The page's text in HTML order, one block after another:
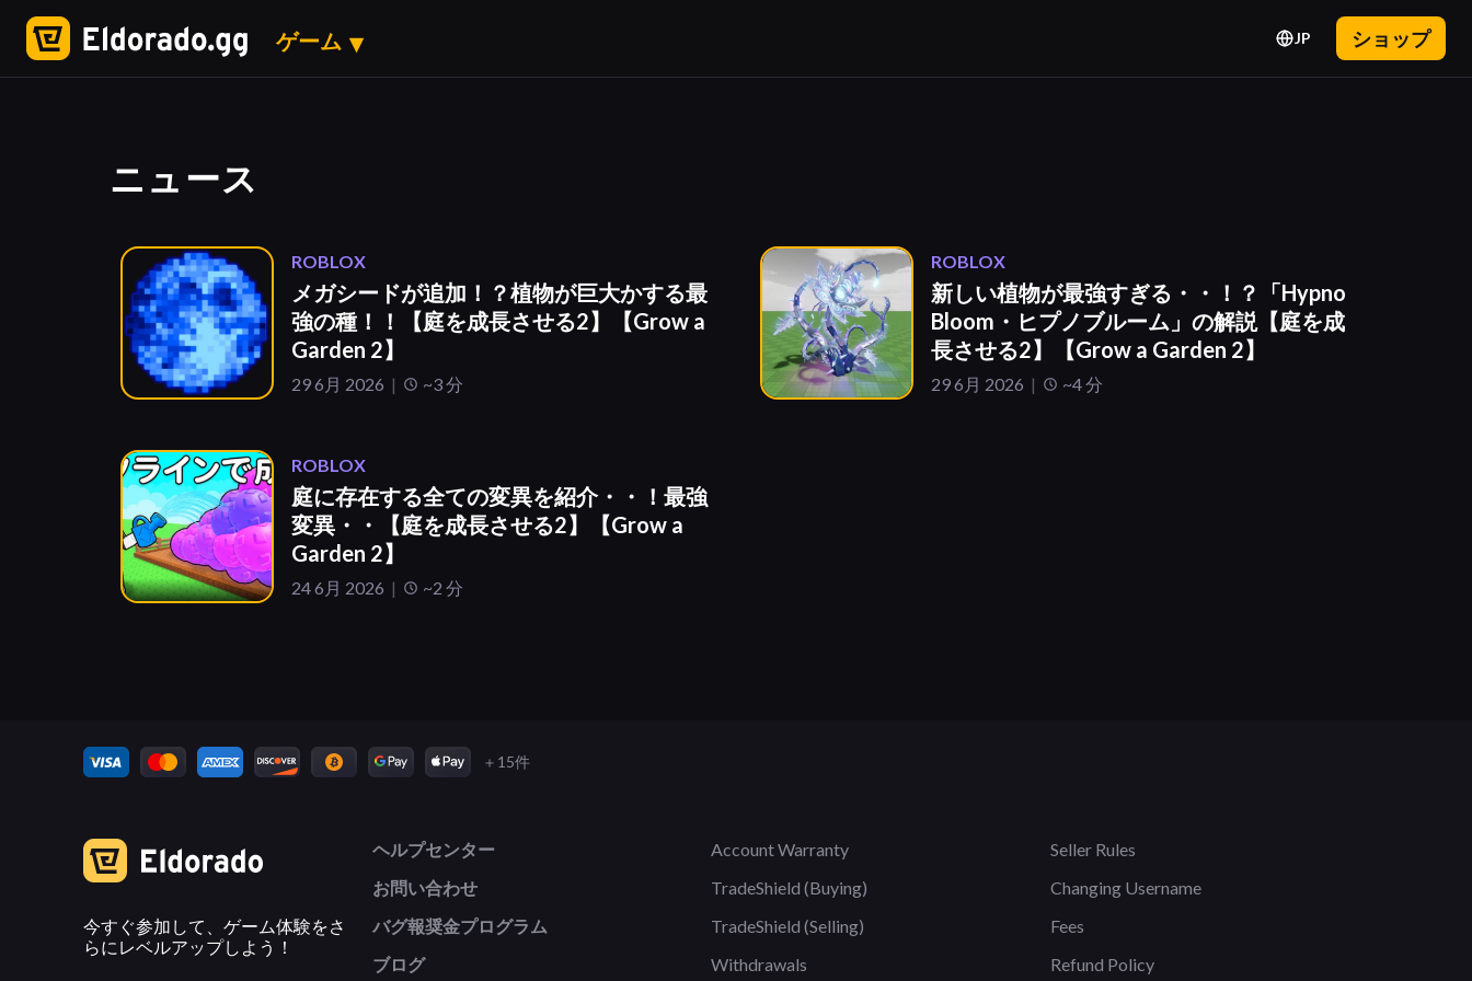
ゲーム JP ショップ
ニュース
ROBLOX
メガシードが追加！？植物が巨大かする最
強の種！！【庭を成長させる2】【Grow a
Garden 2】
29 6月 2026 ~3 分
ROBLOX
新しい植物が最強すぎる・・！？「Hypno
Bloom・ヒプノブルーム」の解説【庭を成
長させる2】【Grow a Garden 2】
29 6月 2026 ~4 分
ROBLOX
庭に存在する全ての変異を紹介・・！最強
変異・・【庭を成長させる2】【Grow a
Garden 2】
24 6月 2026 ~2 分
＋15件
今すぐ参加して、ゲーム体験をさ
らにレベルアップしよう！
ヘルプセンター
お問い合わせ
バグ報奨金プログラム
ブログ
Account Warranty
TradeShield (Buying)
TradeShield (Selling)
Withdrawals
Seller Rules
Changing Username
Fees
Refund Policy